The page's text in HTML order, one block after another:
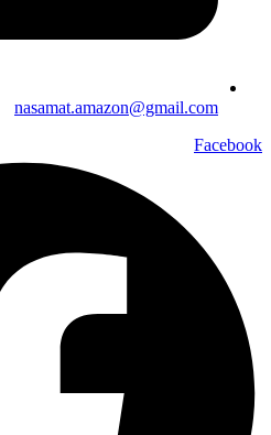
nasamat.amazon@gmail.com
Facebook